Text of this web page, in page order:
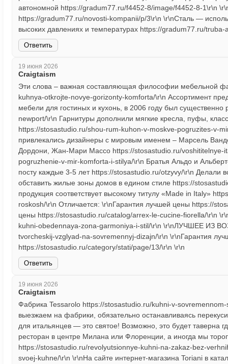
автономной https://gradum77.ru/f4452-8/image/f4452-8-1\r\n
https://gradum77.ru/novosti-kompanii/p/3\r\n \r\nСталь —
высоких давлениях и температурах https://gradum77.ru/
Ответить
19 июня 2026
Craigtaism
Эти слова – важная составляющая философии мебельной
kuhnya-otkrojte-novye-gorizonty-komforta/\r\n Ассортимент
мебели для гостиных и кухонь, в 2006 году был
newport/\r\n Гарнитуры дополнили мягкие кресла, пуфы,
https://stosastudio.ru/shou-rum-kuhon-v-moskve-pogruzites-v-
привлекались дизайнеры с мировым именем – Марсель
Дордони, Жан-Мари Массо https://stosastudio.ru/voshititelnye-
pogruzhenie-v-mir-komforta-i-stilya/\r\n Братья Альдо и
посту каждые 3-5 лет https://stosastudio.ru/otzyvy/\r\n Делали
обставить жилые зоны домов в едином стиле https://
продукция соответствует высокому титулу «Made in Italy»
roskosh/\r\n Отличается: \r\nГарантия лучшей цены https://
цены https://stosastudio.ru/catalog/arrex-le-cucine-fiorella/\r\n
kuhni-obedennaya-zona-garmoniya-i-stil/\r\n \r\nЛУЧШЕЕ ИЗ
tvorcheskij-vzglyad-na-sovremennyj-dizajn/\r\n \r\nГарантия
https://stosastudio.ru/category/stati/page/13/\r\n \r\n
Ответить
19 июня 2026
Craigtaism
Фабрика Tessarolo https://stosastudio.ru/kuhni-v-
выезжаем на фабрики, обязательно останавливаясь
для итальянцев — это святое! Возможно, это будет таверна
ресторан в центре Милана или Флоренции, а иногда мы
https://stosastudio.ru/revolyutsionnye-kuhni-na-zakaz-bez-
svoej-kuhne/\r\n \r\nНа сайте интернет-магазина Toriani в